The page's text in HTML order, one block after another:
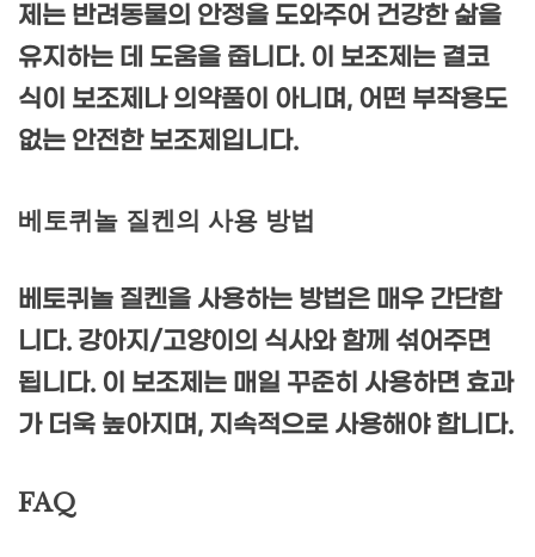
제는 반려동물의 안정을 도와주어 건강한 삶을
유지하는 데 도움을 줍니다. 이 보조제는 결코
식이 보조제나 의약품이 아니며, 어떤 부작용도
없는 안전한 보조제입니다.
베토퀴놀 질켄의 사용 방법
베토퀴놀 질켄을 사용하는 방법은 매우 간단합
니다. 강아지/고양이의 식사와 함께 섞어주면
됩니다. 이 보조제는 매일 꾸준히 사용하면 효과
가 더욱 높아지며, 지속적으로 사용해야 합니다.
FAQ